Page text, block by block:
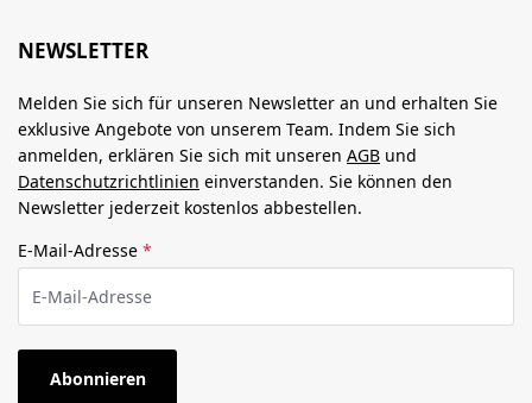
NEWSLETTER
Melden Sie sich für unseren Newsletter an und erhalten Sie
exklusive Angebote von unserem Team. Indem Sie sich
anmelden, erklären Sie sich mit unseren AGB und
Datenschutzrichtlinien einverstanden. Sie können den
Newsletter jederzeit kostenlos abbestellen.
E-Mail-Adresse *
Abonnieren